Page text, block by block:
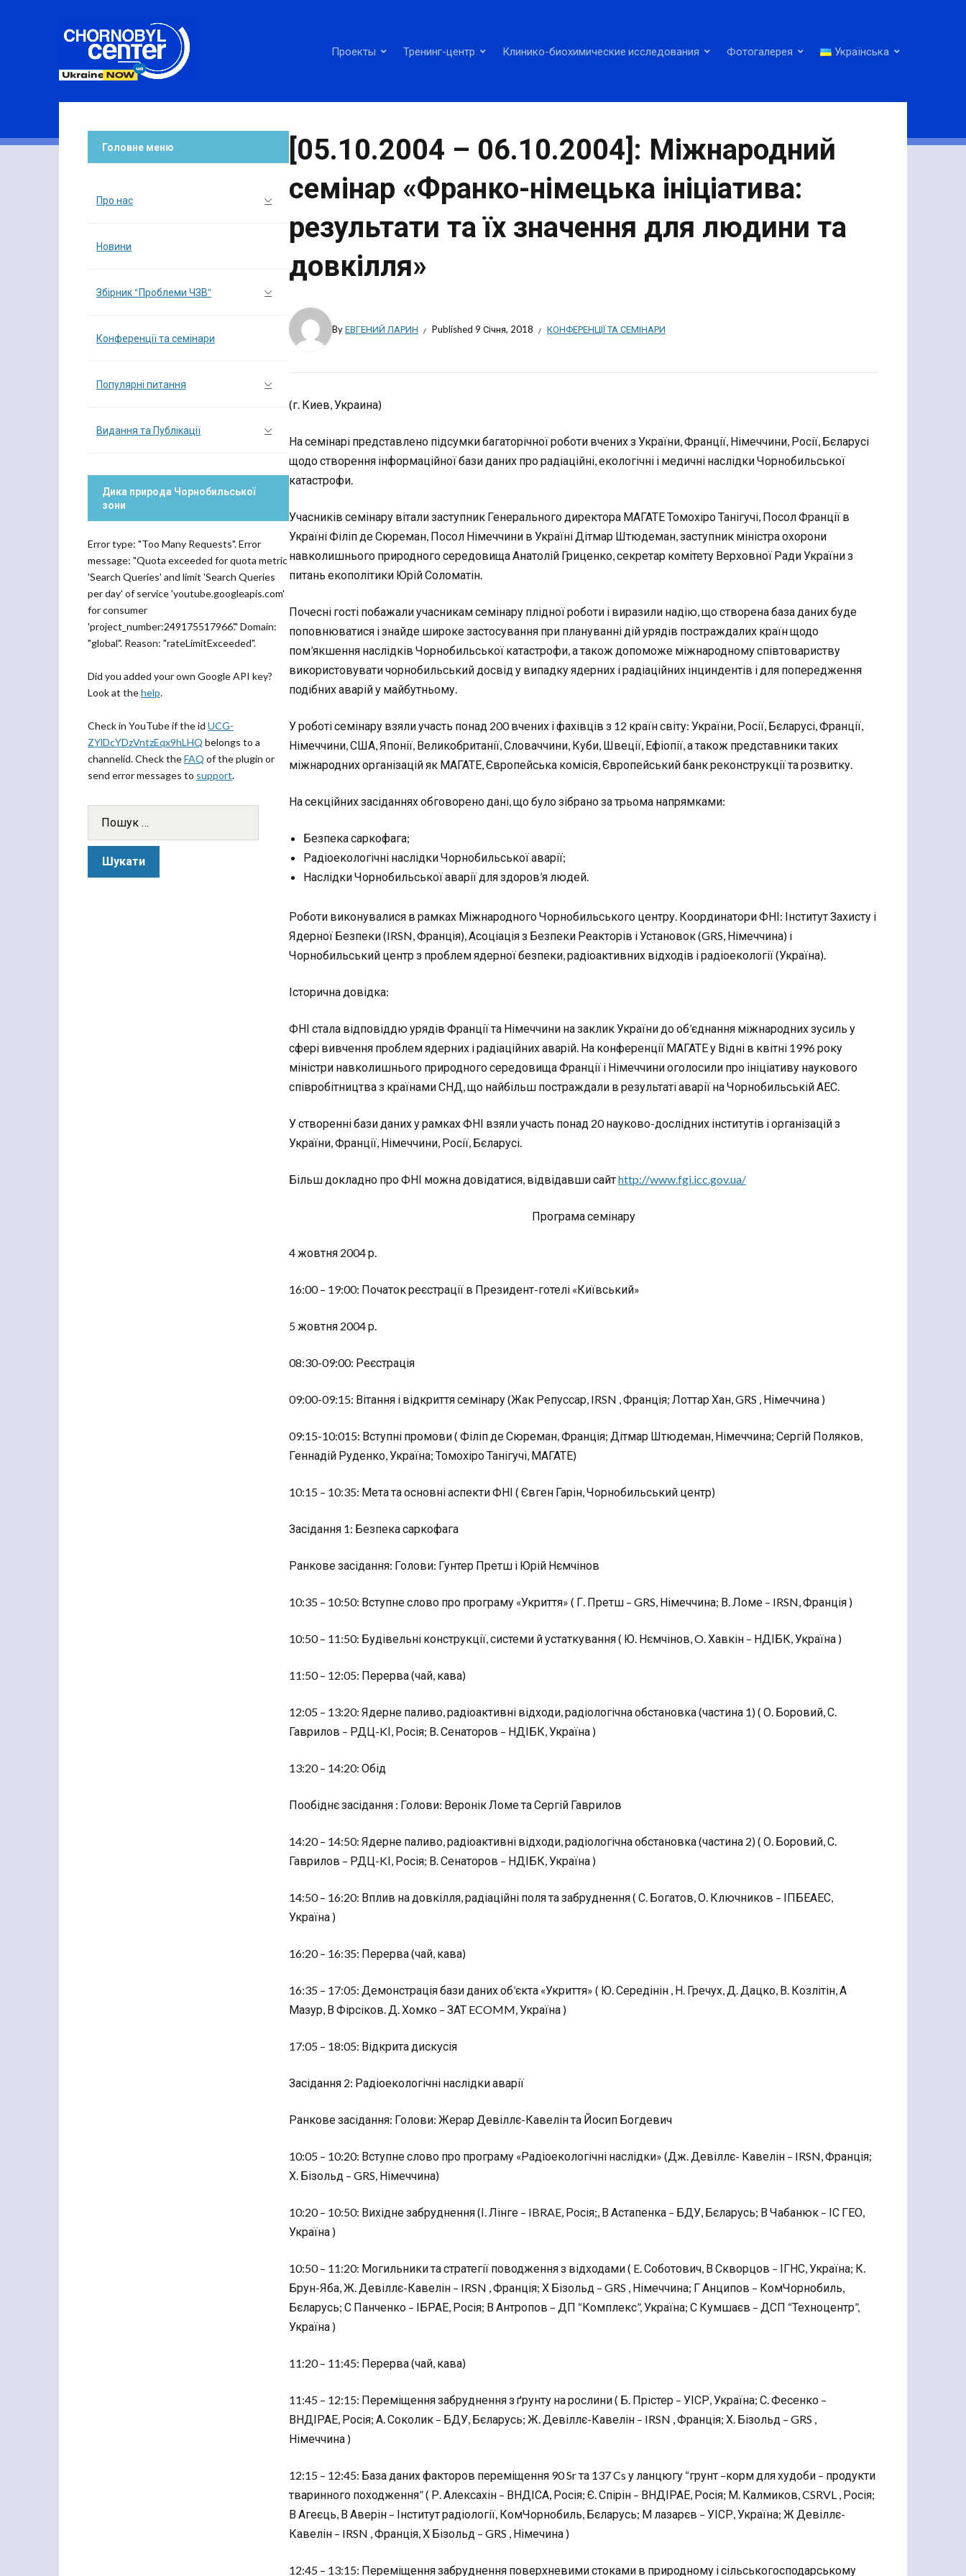
Проекты Тренинг-центр Клинико-биохимические исследования Фотогалерея Українська
[05.10.2004 – 06.10.2004]: Міжнародний
семінар «Франко-німецька ініціатива:
результати та їх значення для людини та
довкілля»
ByЕВГЕНИЙ ЛАРИН Published 9 Січня, 2018 КОНФЕРЕНЦІЇ ТА СЕМІНАРИ
(г. Киев, Украина)
На семінарі представлено підсумки багаторічної роботи вчених з України, Франції, Німеччини, Росії, Бєларусі
щодо створення інформаційної бази даних про радіаційні, екологічні і медичні наслідки Чорнобильської
катастрофи.
Учасників семінару вітали заступник Генерального директора МАГАТЕ Томохіро Танігучі, Посол Франції в
Україні Філіп де Сюреман, Посол Німеччини в Україні Дітмар Штюдеман, заступник міністра охорони
навколишнього природного середовища Анатолій Гриценко, секретар комітету Верховної Ради України з
питань екополітики Юрій Соломатін.
Почесні гості побажали учасникам семінару плідної роботи і виразили надію, що створена база даних буде
поповнюватися і знайде широке застосування при плануванні дій урядів постраждалих країн щодо
пом’якшення наслідків Чорнобильської катастрофи, а також допоможе міжнародному співтовариству
використовувати чорнобильський досвід у випадку ядерних і радіаційних інциндентів і для попередження
подібних аварій у майбутньому.
У роботі семінару взяли участь понад 200 вчених і фахівців з 12 країн світу: України, Росії, Бєларусі, Франції,
Німеччини, США, Японії, Великобританії, Словаччини, Куби, Швеції, Ефіопії, а також представники таких
міжнародних організацій як МАГАТЕ, Європейська комісія, Європейський банк реконструкції та розвитку.
На секційних засіданнях обговорено дані, що було зібрано за трьома напрямками:
Безпека саркофага;
Радіоекологічні наслідки Чорнобильської аварії;
Наслідки Чорнобильської аварії для здоров’я людей.
Роботи виконувалися в рамках Міжнародного Чорнобильського центру. Координатори ФНІ: Інститут Захисту і
Ядерної Безпеки (IRSN, Франція), Асоціація з Безпеки Реакторів і Установок (GRS, Німеччина) і
Чорнобильський центр з проблем ядерної безпеки, радіоактивних відходів і радіоекології (Україна).
Історична довідка:
ФНІ стала відповіддю урядів Франції та Німеччини на заклик України до об’єднання міжнародних зусиль у
сфері вивчення проблем ядерних і радіаційних аварій. На конференції МАГАТЕ у Відні в квітні 1996 року
міністри навколишнього природного середовища Франції і Німеччини оголосили про ініціативу наукового
співробітництва з країнами СНД, що найбільш постраждали в результаті аварії на Чорнобильській АЕС.
У створенні бази даних у рамках ФНІ взяли участь понад 20 науково-дослідних інститутів і організацій з
України, Франції, Німеччини, Росії, Бєларусі.
Більш докладно про ФНІ можна довідатися, відвідавши сайтhttp://www.fgi.icc.gov.ua/
Програма семінару
4 жовтня 2004 р.
16:00 – 19:00: Початок реєстрації в Президент-готелі «Київський»
5 жовтня 2004 р.
08:30-09:00: Реєстрація
09:00-09:15: Вітання і відкриття семінару (Жак Репуссар, IRSN , Франція; Лоттар Хан, GRS , Німеччина )
09:15-10:015: Вступні промови ( Філіп де Сюреман, Франція; Дітмар Штюдеман, Німеччина; Сергій Поляков,
Геннадій Руденко, Україна; Томохіро Танігучі, МАГАТЕ)
10:15 – 10:35: Мета та основні аспекти ФНІ ( Євген Гарін, Чорнобильський центр)
Засідання 1: Безпека саркофага
Ранкове засідання: Голови: Гунтер Претш і Юрій Нємчінов
10:35 – 10:50: Вступне слово про програму «Укриття» ( Г. Претш – GRS, Німеччина; В. Ломе – IRSN, Франція )
10:50 – 11:50: Будівельні конструкції, системи й устаткування ( Ю. Нємчінов, O. Хавкін – НДІБК, Україна )
11:50 – 12:05: Перерва (чай, кава)
12:05 – 13:20: Ядерне паливо, радіоактивні відходи, радіологічна обстановка (частина 1) ( О. Боровий, С.
Гаврилов – РДЦ-KІ, Росія; В. Сенаторов – НДІБК, Україна )
13:20 – 14:20: Обід
Пообіднє засідання : Голови: Веронік Ломе та Сергій Гаврилов
14:20 – 14:50: Ядерне паливо, радіоактивні відходи, радіологічна обстановка (частина 2) ( О. Боровий, С.
Гаврилов – РДЦ-KІ, Росія; В. Сенаторов – НДІБК, Україна )
14:50 – 16:20: Вплив на довкілля, радіаційні поля та забруднення ( С. Богатов, О. Ключников – ІПБЕАЕС,
Україна )
16:20 – 16:35: Перерва (чай, кава)
16:35 – 17:05: Демонстрація бази даних об’єкта «Укриття» ( Ю. Середінін , Н. Гречух, Д. Дацко, В. Козлітін, А
Мазур, В Фірсіков. Д. Хомко – ЗАТ ECOMM, Україна )
17:05 – 18:05: Відкрита дискусія
Засідання 2: Радіоекологічні наслідки аварії
Ранкове засідання: Голови: Жерар Девіллє-Кавелін та Йосип Богдевич
10:05 – 10:20: Вступне слово про програму «Радіоекологічні наслідки» (Дж. Девіллє- Кавелін – IRSN, Франція;
Х. Бізольд – GRS, Німеччина)
10:20 – 10:50: Вихідне забруднення (І. Лінге – IBRAE, Росія;, В Астапенка – БДУ, Бєларусь; В Чабанюк – ІС ГЕО,
Україна )
10:50 – 11:20: Могильники та стратегії поводження з відходами ( E. Соботович, В Скворцов – ІГНС, Україна; К.
Брун-Яба, Ж. Девіллє-Кавелін – IRSN , Франція; Х Бізольд – GRS , Німеччина; Г Анципов – КомЧорнобиль,
Бєларусь; С Панченко – ІБРАЕ, Росія; В Антропов – ДП “Комплекс”, Україна; С Кумшаєв – ДСП “Техноцентр”,
Україна )
11:20 – 11:45: Перерва (чай, кава)
11:45 – 12:15: Переміщення забруднення з ґрунту на рослини ( Б. Прістер – УІСР, Україна; С. Фесенко –
ВНДІРАЕ, Росія; А. Соколик – БДУ, Бєларусь; Ж. Девіллє-Кавелін – IRSN , Франція; Х. Бізольд – GRS ,
Німеччина )
12:15 – 12:45: База даних факторов переміщення 90 Sr та 137 Cs у ланцюгу “грунт –корм для худоби – продукти
тваринного походження” ( Р. Алексахін – ВНДІСА, Росія; Є. Спірін – ВНДІРАЕ, Росія; М. Калмиков, CSRVL , Росія;
В Агеєць, В Аверін – Інститут радіології, КомЧорнобиль, Бєларусь; М лазарєв – УІСР, Україна; Ж Девіллє-
Кавелін – IRSN , Франція, Х Бізольд – GRS , Німечина )
12:45 – 13:15: Переміщення забруднення поверхневими стоками в природному і сільськогосподарському
Головне меню
Про нас
Новини
Збірник “Проблеми ЧЗВ”
Конференції та семінари
Популярні питання
Видання та Публікації
Дика природа Чорнобильської
зони
Error type: "Too Many Requests". Error
message: "Quota exceeded for quota metric
'Search Queries' and limit 'Search Queries
per day' of service 'youtube.googleapis.com'
for consumer
'project_number:249175517966'." Domain:
"global". Reason: "rateLimitExceeded".
Did you added your own Google API key?
Look at thehelp.
Check in YouTube if the id UCG-
ZYlDcYDzVntzEqx9hLHQ belongs to a
channelid. Check theFAQ of the plugin or
send error messages to support.